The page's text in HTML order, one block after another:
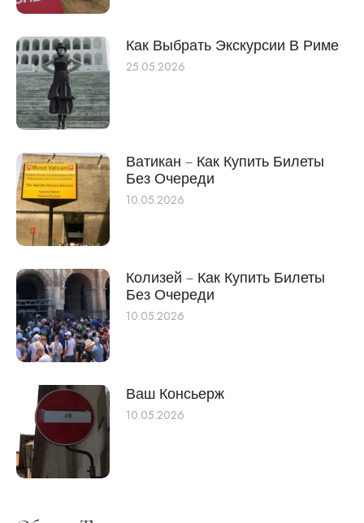
Как Выбрать Экскурсии В Риме
25.05.2026
Ватикан – Как Купить Билеты
Без Очереди
10.05.2026
Колизей – Как Купить Билеты
Без Очереди
10.05.2026
Ваш Консьерж
10.05.2026